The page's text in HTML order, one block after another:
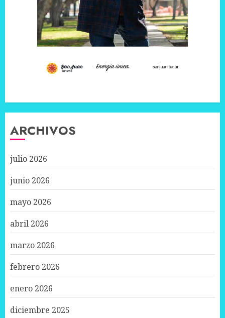
ARCHIVOS
julio 2026
junio 2026
mayo 2026
abril 2026
marzo 2026
febrero 2026
enero 2026
diciembre 2025